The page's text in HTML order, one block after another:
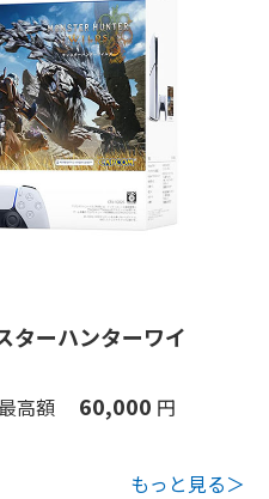
ーハンターワイ
高額 60,000 円
もっと見る＞